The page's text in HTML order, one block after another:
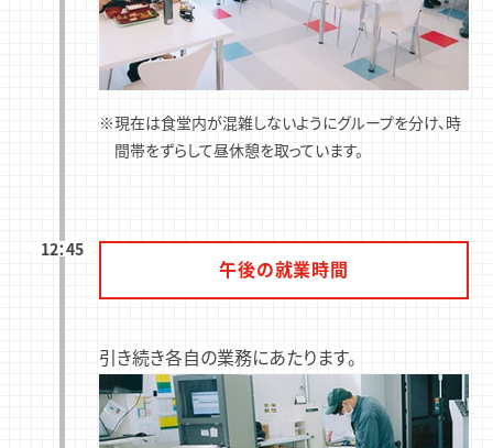
※現在は食堂内が混雑しないようにグループを分け、時
間帯をずらして昼休憩を取っています。
12：45
午後の就業時間
引き続き各自の業務にあたります。